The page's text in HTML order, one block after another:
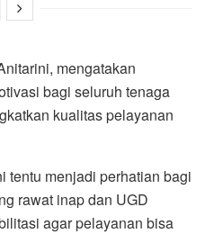
mengatakan
bagi seluruh tenaga
kualitas pelayanan
tentu menjadi perhatian bagi
rawat inap dan UGD
agar pelayanan bisa